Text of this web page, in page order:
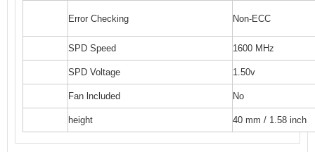
Error Checking Non-ECC
SPD Speed 1600 MHz
SPD Voltage 1.50v
Fan lncluded No
height 40 mm / 1.58 inch